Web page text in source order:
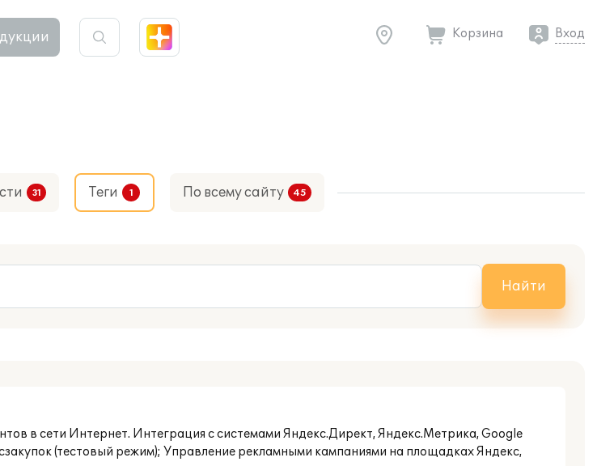
Корзина Вход
Теги По всему сайту
Найти
в сети Интернет. Интеграция с системами Яндекс.Директ, Яндекс.Метрика, Google
(тестовый режим); Управление рекламными кампаниями на площадках Яндекс,